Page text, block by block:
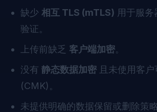
缺少 相互 TLS (mTLS) 用于服务
验证。
上传前缺乏 客户端加密。
没有 静态数据加密 且未使用客
(CMK)。
未提供明确的数据保留或删除策略